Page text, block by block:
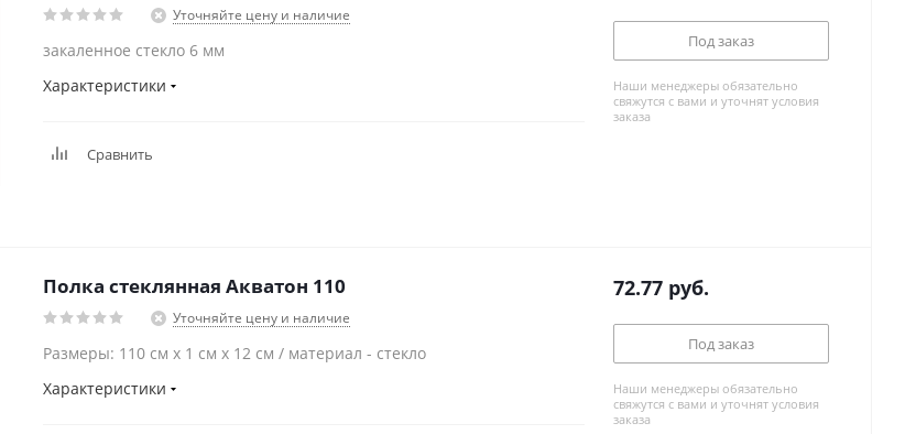
Уточняйте цену и наличие
закаленное стекло 6 мм
Характеристики
Сравнить
Под заказ
Наши менеджеры обязательно
свяжутся с вами и уточнят условия
заказа
Полка стеклянная Акватон 110
Уточняйте цену и наличие
Размеры: 110 см x 1 см x 12 см / материал - стекло
Характеристики
72.77 руб.
Под заказ
Наши менеджеры обязательно
свяжутся с вами и уточнят условия
заказа